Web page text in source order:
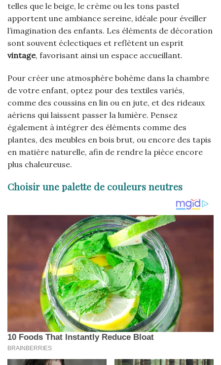
telles que le beige, le crème ou les tons pastel
apportent une ambiance sereine, idéale pour éveiller
l’imagination des enfants. Les éléments de décoration
sont souvent éclectiques et reflètent un esprit
vintage, favorisant ainsi un espace accueillant.
Pour créer une atmosphère bohème dans la chambre
de votre enfant, optez pour des textiles variés,
comme des coussins en lin ou en jute, et des rideaux
aériens qui laissent passer la lumière. Pensez
également à intégrer des éléments comme des
plantes, des meubles en bois brut, ou encore des tapis
en matière naturelle, afin de rendre la pièce encore
plus chaleureuse.
Choisir une palette de couleurs neutres